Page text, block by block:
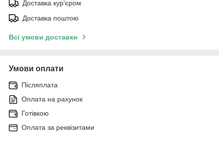
Доставка кур'єром
Доставка поштою
Всі умови доставки
Умови оплати
Післяплата
Оплата на рахунок
Готівкою
Оплата за реквізитами